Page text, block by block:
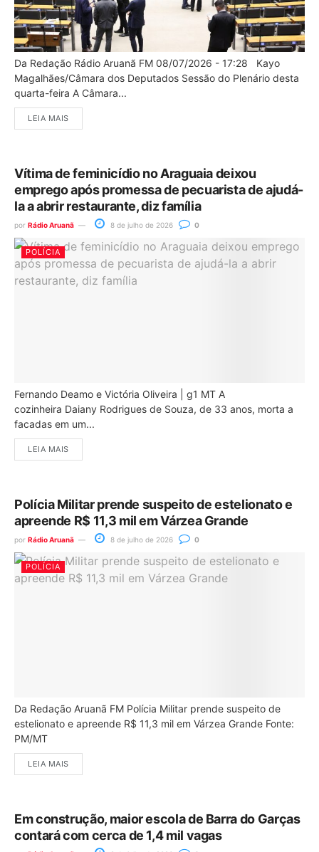
Da Redação Rádio Aruanã FM 08/07/2026 - 17:28 Kayo
Magalhães/Câmara dos Deputados Sessão do Plenário desta
quarta-feira A Câmara...
LEIA MAIS
Vítima de feminicídio no Araguaia deixou
emprego após promessa de pecuarista de ajudá-
la a abrir restaurante, diz família
por Rádio Aruanã 8 de julho de 2026 0
POLÍCIA
Fernando Deamo e Victória Oliveira | g1 MT A
cozinheira Daiany Rodrigues de Souza, de 33 anos, morta a
facadas em um...
LEIA MAIS
Polícia Militar prende suspeito de estelionato e
apreende R$ 11,3 mil em Várzea Grande
por Rádio Aruanã 8 de julho de 2026 0
POLÍCIA
Da Redação Aruanã FM Polícia Militar prende suspeito de
estelionato e apreende R$ 11,3 mil em Várzea Grande Fonte:
PM/MT
LEIA MAIS
Em construção, maior escola de Barra do Garças
contará com cerca de 1,4 mil vagas